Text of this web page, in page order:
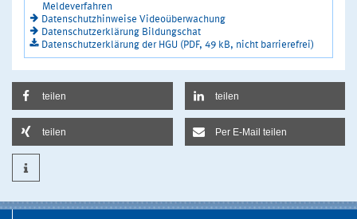
Meldeverfahren
Datenschutzhinweise Videoüberwachung
Datenschutzerklärung Bildungschat
Datenschutzerklärung der HGU (PDF, 49 kB, nicht barrierefrei)
teilen teilen
teilen Per E-Mail teilen